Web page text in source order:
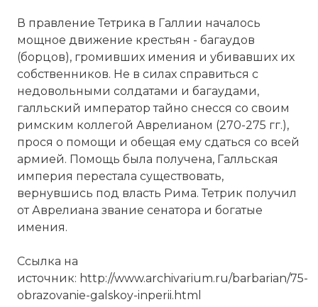
В правление Тетрика в Галлии началось
мощное движение крестьян - багаудов
(борцов), громивших имения и убивавших их
собственников. Не в силах справиться с
недовольными солдатами и багаудами,
галльский император тайно снесся со своим
римским коллегой Аврелианом (270-275 гг.),
прося о помощи и обещая ему сдаться со всей
армией. Помощь была получена, Галльская
империя перестала существовать,
вернувшись под власть Рима. Тетрик получил
от Аврелиана звание сенатора и богатые
имения.
Ссылка на
источник: http://www.archivarium.ru/barbarian/75-
obrazovanie-galskoy-inperii.html